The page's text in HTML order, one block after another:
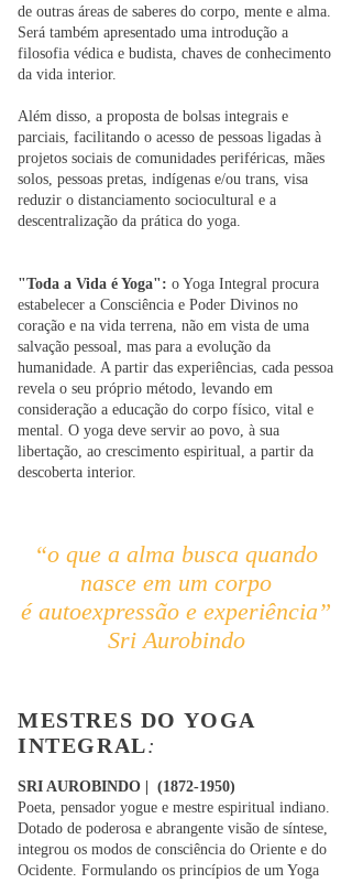
de outras áreas de saberes do corpo, mente e alma.
Será também apresentado uma introdução a
filosofia védica e budista, chaves de conhecimento
da vida interior.
Além disso, a proposta de bolsas integrais e
parciais, facilitando o acesso de pessoas ligadas à
projetos sociais de comunidades periféricas, mães
solos, pessoas pretas, indígenas e/ou trans, visa
reduzir o distanciamento sociocultural e a
descentralização da prática do yoga.
"Toda a Vida é Yoga": o Yoga Integral procura
estabelecer a Consciência e Poder Divinos no
coração e na vida terrena, não em vista de uma
salvação pessoal, mas para a evolução da
humanidade. A partir das experiências, cada pessoa
revela o seu próprio método, levando em
consideração a educação do corpo físico, vital e
mental. O yoga deve servir ao povo, à sua
libertação, ao crescimento espiritual, a partir da
descoberta interior.
“o que a alma busca quando
nasce em um corpo
é autoexpressão e experiência”
Sri Aurobindo
MESTRES DO YOGA
INTEGRAL:
SRI AUROBINDO | (1872-1950)
Poeta, pensador yogue e mestre espiritual indiano.
Dotado de poderosa e abrangente visão de síntese,
integrou os modos de consciência do Oriente e do
Ocidente. Formulando os princípios de um Yoga